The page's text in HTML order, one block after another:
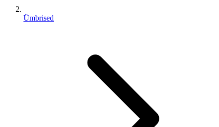
Ümbrised